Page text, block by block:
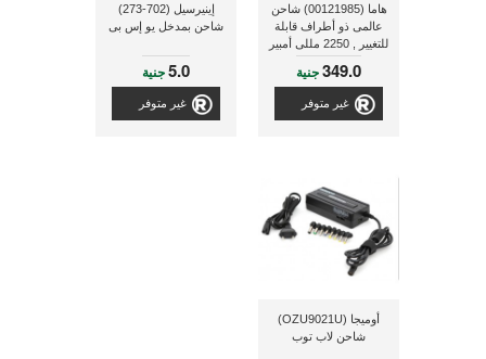
هاما (00121985) شاحن
عالمى ذو أطراف قابلة
للتغيير , 2250 مللى أمبير
349.0جنية
غير متوفر
إينيرسيل (702-273)
شاحن بمدخل يو إس بى
5.0جنية
غير متوفر
أوميجا (OZU9021U)
شاحن لاب توب